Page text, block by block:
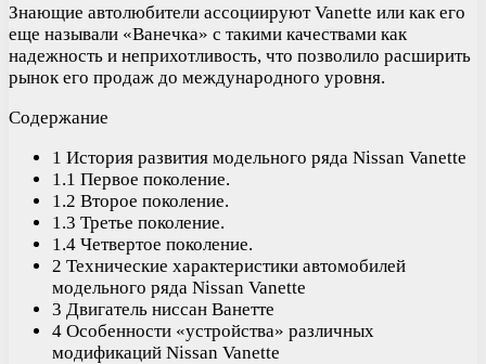
Знающие автолюбители ассоциируют Vanette или как его
еще называли «Ванечка» с такими качествами как
надежность и неприхотливость, что позволило расширить
рынок его продаж до международного уровня.
Содержание
1 История развития модельного ряда Nissan Vanette
1.1 Первое поколение.
1.2 Второе поколение.
1.3 Третье поколение.
1.4 Четвертое поколение.
2 Технические характеристики автомобилей
модельного ряда Nissan Vanette
3 Двигатель ниссан Ванетте
4 Особенности «устройства» различных
модификаций Nissan Vanette